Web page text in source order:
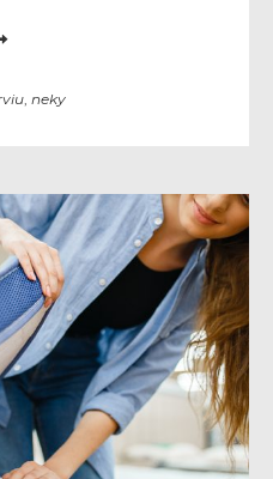
neky